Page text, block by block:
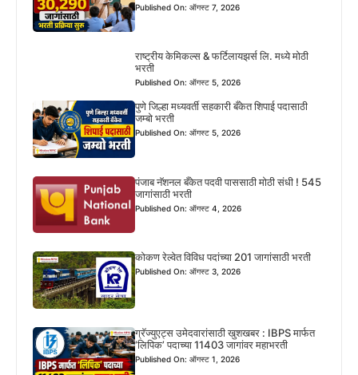
Published On: ऑगस्ट 7, 2026
राष्ट्रीय केमिकल्स & फर्टिलायझर्स लि. मध्ये मोठी
भरती
Published On: ऑगस्ट 5, 2026
पुणे जिल्हा मध्यवर्ती सहकारी बँकेत शिपाई पदासाठी
जम्बो भरती
Published On: ऑगस्ट 5, 2026
पंजाब नॅशनल बँकेत पदवी पाससाठी मोठी संधी ! 545
जागांसाठी भरती
Published On: ऑगस्ट 4, 2026
कोकण रेल्वेत विविध पदांच्या 201 जागांसाठी भरती
Published On: ऑगस्ट 3, 2026
ग्रॅज्युएट्स उमेदवारांसाठी खुशखबर : IBPS मार्फत
‘लिपिक’ पदाच्या 11403 जागांवर महाभरती
Published On: ऑगस्ट 1, 2026